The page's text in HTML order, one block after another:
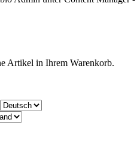
Artikel in Ihrem Warenkorb.